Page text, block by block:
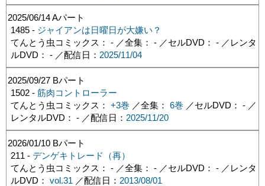
2025/06/14Aパート
1485 - ジャイアンは日曜日が大嫌い？
てんとう虫コミックス： - ／全集： - ／セルDVD： - ／レンタ
ルDVD： - ／配信日： 2025/11/04
2025/09/27 Bパート
1502 - 筋肉コントローラー
てんとう虫コミックス： +3巻 ／全集： 6巻 ／セルDVD： - ／
レンタルDVD： - ／配信日： 2025/11/20
2026/01/10 Bパート
211 - デンゲキトレード（再）
てんとう虫コミックス： - ／全集： - ／セルDVD： - ／レンタ
ルDVD： vol.31 ／配信日： 2013/08/01